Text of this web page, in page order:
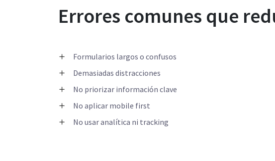
Errores comunes que
Formularios largos o confusos
Demasiadas distracciones
No priorizar información clave
No aplicar mobile first
No usar analítica ni tracking